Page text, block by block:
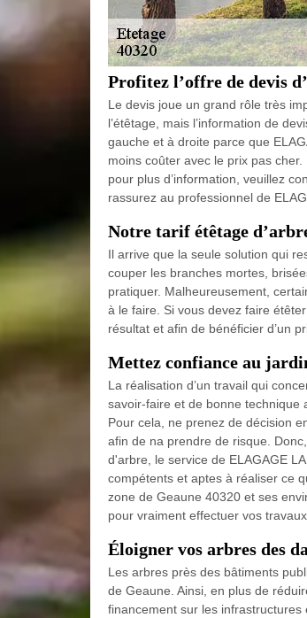
Profitez l’offre de devis
Le devis joue un grand rôle très
l’étêtage, mais l’information de
gauche et à droite parce que
moins coûter avec le prix pas
pour plus d’information, veuillez
rassurez au professionnel de
Notre tarif étêtage
Il arrive que la seule solution qui
couper les branches mortes,
pratiquer. Malheureusement,
à le faire. Si vous devez faire
résultat et afin de bénéficier d’un
Mettez confiance au
La réalisation d’un travail qui
savoir-faire et de bonne technique
Pour cela, ne prenez de décision
afin de na prendre de risque.
d'arbre, le service de ELAGAGE
compétents et aptes à réaliser ce
zone de Geaune 40320 et ses
pour vraiment effectuer vos travaux
Éloigner vos arbres des
Les arbres près des bâtiments
de Geaune. Ainsi, en plus de
financement sur les